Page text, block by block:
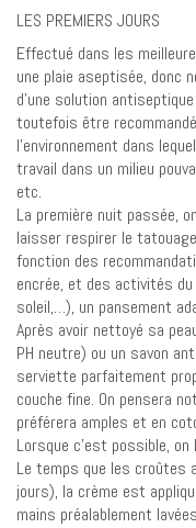
LES PREMIERS JOURS
Effectué dans les
une plaie aseptisée, donc
d’une solution
toutefois être
l’environnement dans
travail dans un milieu
etc.
La première nuit passée,
laisser respirer le
fonction des
encrée, et des activités
soleil,…), un pansement
Après avoir nettoyé sa
PH neutre) ou un savon
serviette parfaitement
couche fine. On pensera
préférera amples et en
Lorsque c’est possible,
Le temps que les croûtes
jours), la crème est
mains préalablement